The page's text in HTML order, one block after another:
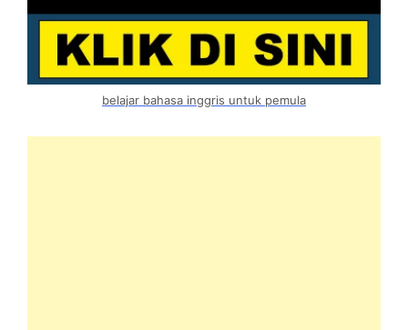
belajar bahasa inggris untuk pemula